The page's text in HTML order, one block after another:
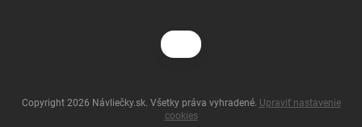
Copyright 2026 Návliečky.sk. Všetky práva vyhradené. Upraviť nastavenie
cookies